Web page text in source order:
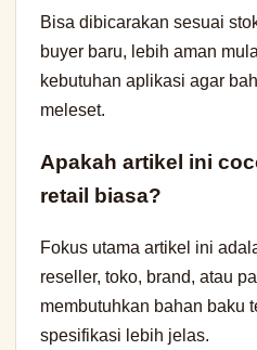
Bisa dibicarakan sesuai
buyer baru, lebih aman
kebutuhan aplikasi agar
meleset.
Apakah artikel ini
retail biasa?
Fokus utama artikel ini
reseller, toko, brand, atau
membutuhkan bahan baku
spesifikasi lebih jelas.